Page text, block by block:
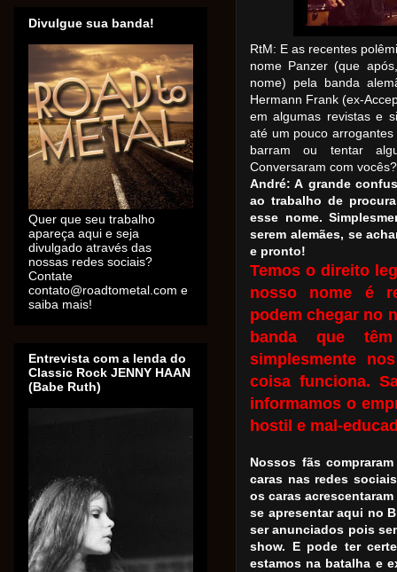
RtM: E as recentes
nome Panzer (que
nome) pela banda
Hermann Frank (ex-
em algumas revistas e
até um pouco
barram ou tentar
Conversaram com vocês?
André: A grande
ao trabalho de
esse nome.
serem alemães, se
e pronto!
Temos o direito
nosso nome é
podem chegar no
banda que
simplesmente
coisa funciona.
informamos o
hostil e mal-
Nossos fãs
caras nas redes
os caras
se apresentar aqui no
ser anunciados pois
show. E pode ter
estamos na batalha e
Divulgue sua banda!
Quer que seu trabalho
apareça aqui e seja
divulgado através das
nossas redes sociais?
Contate
contato@roadtometal.com e
saiba mais!
Entrevista com a lenda do
Classic Rock JENNY HAAN
(Babe Ruth)